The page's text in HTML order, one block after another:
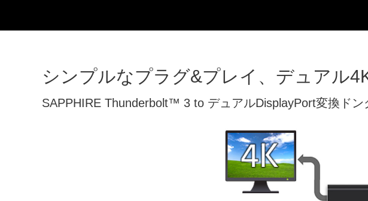
シンプルなプラグ&プレイ、デュアル
SAPPHIRE Thunderbolt™ 3 to デュアルDisplayPort変換ド